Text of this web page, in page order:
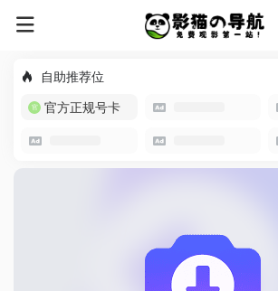
自助推荐位
官方正规号卡